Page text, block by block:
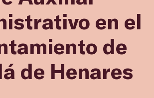
en el
de
de Henares